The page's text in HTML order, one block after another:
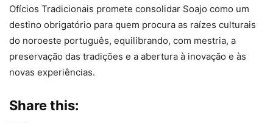
Ofícios Tradicionais promete consolidar Soajo como um
destino obrigatório para quem procura as raízes culturais
do noroeste português, equilibrando, com mestria, a
preservação das tradições e a abertura à inovação e às
novas experiências.
Share this: